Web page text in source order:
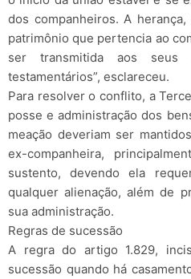
dos companheiros. A
patrimônio que pertencia ao
ser transmitida aos seus
testamentários”, esclareceu.
Para resolver o conflito, a
posse e administração dos
meação deveriam ser
ex-companheira,
sustento, devendo ela
qualquer alienação, além de
sua administração.
Regras de sucessão
A regra do artigo 1.829,
sucessão quando há